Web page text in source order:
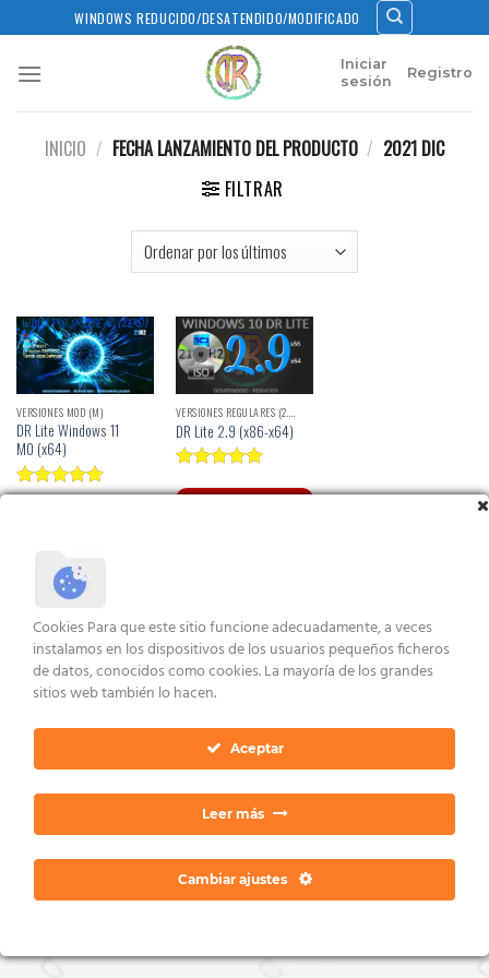
to
content
WINDOWS REDUCIDO/DESATENDIDO/MODIFICADO
Iniciar
sesión
Registro
INICIO / FECHA LANZAMIENTO DEL PRODUCTO / 2021 DIC
FILTRAR
VERSIONES MOD (M)
DR Lite Windows 11
M0 (x64)
Valorado
DR Lite 2.9 (x86-x64)
con5.00
AVISO LEGAL Y CONDICIONES POLÍTICA DE COOKIES DERECHOS ARCO
POLÍTICA DE PRIVACIDAD CONTACTO
Copyright 2026 ©Dan Ratia
Cookies Para que este sitio funcione adecuadamente, a veces
instalamos en los dispositivos de los usuarios pequeños ficheros
de datos, conocidos como cookies. La mayoría de los grandes
sitios web también lo hacen.
Aceptar
Leer más
Cambiar ajustes